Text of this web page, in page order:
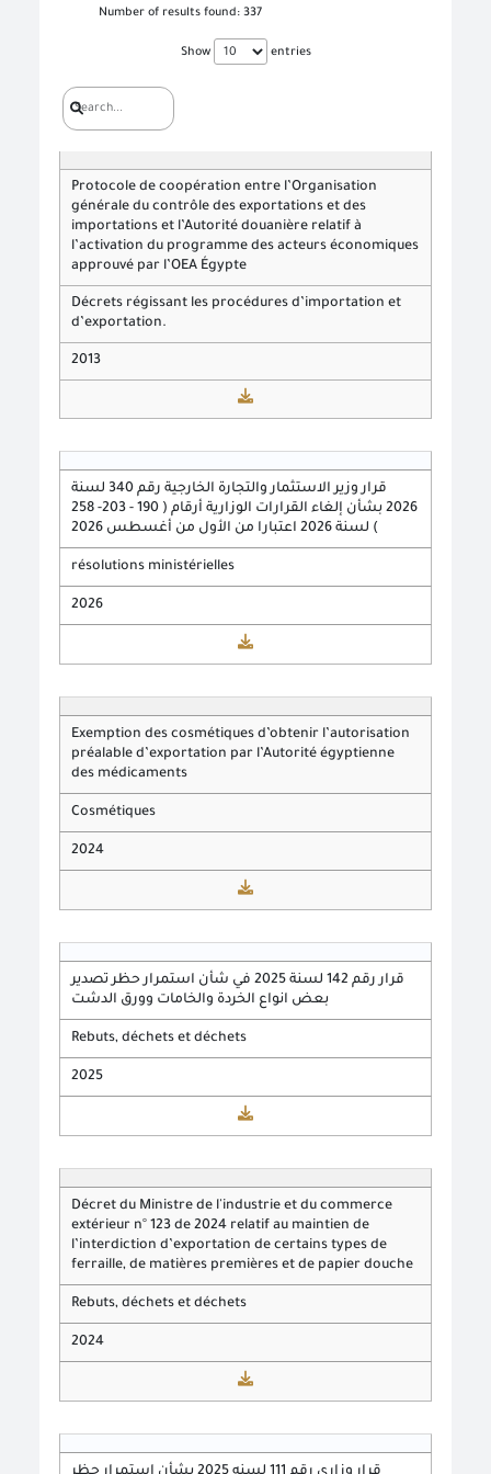
Number of results found: 337
Show entries
Protocole de coopération entre l’Organisation
générale du contrôle des exportations et des
importations et l’Autorité douanière relatif à
l’activation du programme des acteurs économiques
approuvé par l’OEA Égypte
Décrets régissant les procédures d’importation et
d’exportation.
2013
قرار وزير الاستثمار والتجارة الخارجية رقم 340 لسنة
2026 بشأن إلغاء القرارات الوزارية أرقام ( 190 - 203- 258
) لسنة 2026 اعتبارا من الأول من أغسطس 2026
résolutions ministérielles
2026
Exemption des cosmétiques d’obtenir l’autorisation
préalable d’exportation par l’Autorité égyptienne
des médicaments
Cosmétiques
2024
قرار رقم 142 لسنة 2025 في شأن استمرار حظر تصدير
بعض انواع الخردة والخامات وورق الدشت
Rebuts, déchets et déchets
2025
Décret du Ministre de l'industrie et du commerce
extérieur n° 123 de 2024 relatif au maintien de
l’interdiction d’exportation de certains types de
ferraille, de matières premières et de papier douche
Rebuts, déchets et déchets
2024